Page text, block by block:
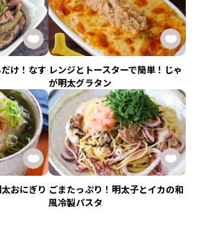
け！なす レンジとトースターで簡単！じゃ
が明太グラタン
おにぎり ごまたっぷり！明太子とイカの和
風冷製パスタ